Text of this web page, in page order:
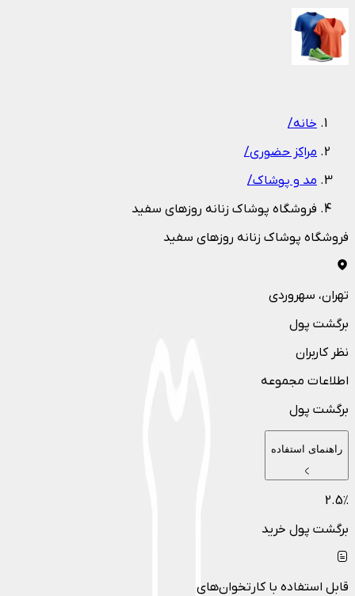
خانه/
مراکز حضوری/
مد و پوشاک/
فروشگاه پوشاک زنانه روزهای سفید
فروشگاه پوشاک زنانه روزهای سفید
تهران، سهروردی
برگشت پول
نظر کاربران
اطلاعات مجموعه
برگشت پول
راهنمای استفاده
2.5٪
برگشت پول خرید
قابل استفاده با کارتخوان‌های